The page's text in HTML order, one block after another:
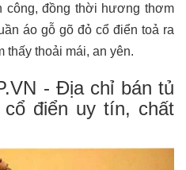
công, đồng thời hương thơm
áo gỗ gõ đỏ cổ điển toả ra
thấy thoải mái, an yên.
- Địa chỉ bán tủ
điển uy tín, chất